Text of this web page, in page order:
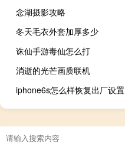
念湖摄影攻略
冬天毛衣外套加厚多少
诛仙手游毒仙怎么打
消逝的光芒画质联机
iphone6s怎么样恢复出厂设置